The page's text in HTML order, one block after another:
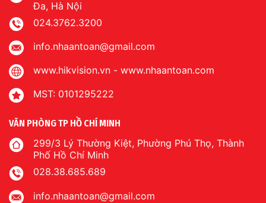
Đa, Hà Nội
024.3762.3200
info.nhaantoan@gmail.com
www.hikvision.vn - www.nhaantoan.com
MST: 0101295222
VĂN PHÒNG TP HỒ CHÍ MINH
299/3 Lý Thường Kiệt, Phường Phú Thọ, Thành
Phố Hồ Chí Minh
028.38.685.689
info.nhaantoan@gmail.com